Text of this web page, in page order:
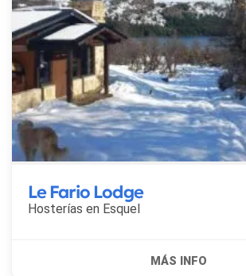
Le Fario Lodge
Hosterías en Esquel